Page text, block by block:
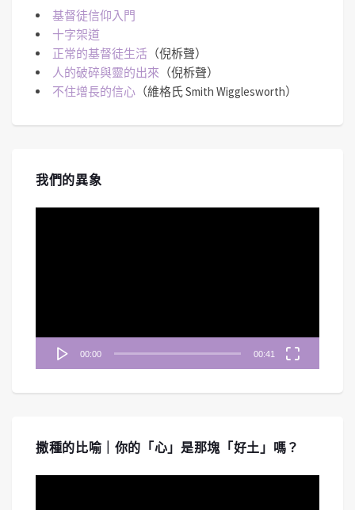
基督徒信仰入門
十字架道
正常的基督徒生活 （倪柝聲）
人的破碎與靈的出來 （倪柝聲）
不住增長的信心 （維格氏 Smith Wigglesworth）
我們的異象
00:00 00:41
撒種的比喻｜你的「心」是那塊「好土」嗎？